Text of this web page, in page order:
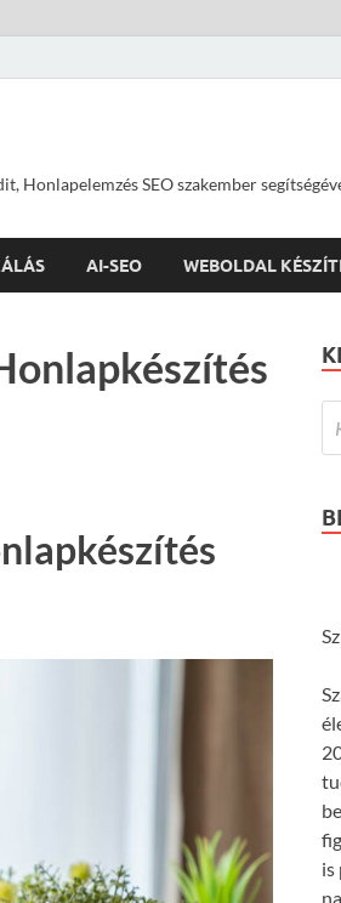
Honlapelemzés SEO szakember
AI-SEO WEBOLDAL
is